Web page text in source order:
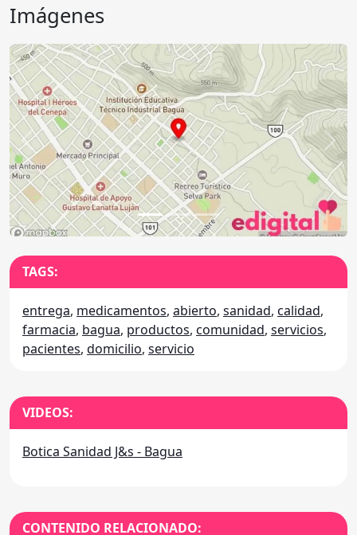
Imágenes
Anterior
TAGS:
entrega, medicamentos, abierto, sanidad, calidad,
farmacia, bagua, productos, comunidad, servicios,
pacientes, domicilio, servicio
VIDEOS:
Botica Sanidad J&s - Bagua
CONTENIDO RELACIONADO: